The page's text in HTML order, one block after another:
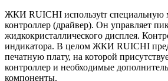
ЖКИ RUICHI используtт
контроллер (драйвер). Он управляет
жидкокристаллического дисплея.
индикатора. В целом ЖКИ RUICHI
печатную плату, на которой
контроллер и необходимые
компоненты.